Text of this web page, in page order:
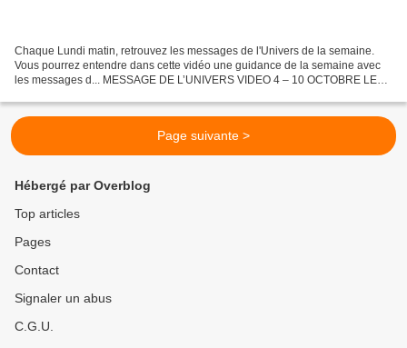
Chaque Lundi matin, retrouvez les messages de l'Univers de la semaine.
Vous pourrez entendre dans cette vidéo une guidance de la semaine avec
les messages d... MESSAGE DE L’UNIVERS VIDEO 4 – 10 OCTOBRE LE
Page suivante >
Hébergé par Overblog
Top articles
Pages
Contact
Signaler un abus
C.G.U.